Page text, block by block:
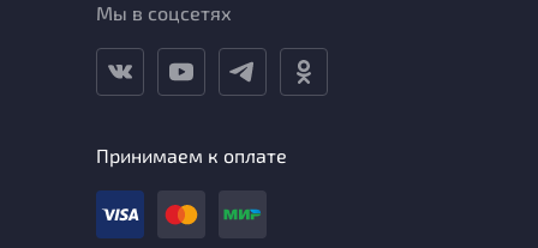
Мы в соцсетях
Принимаем к оплате